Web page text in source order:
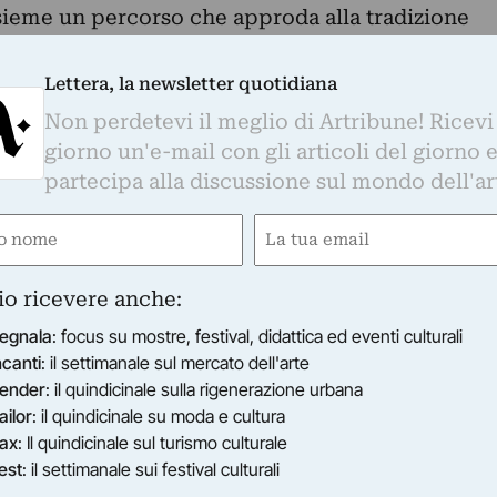
un percorso che approda alla tradizione
autorevole il Più BELLO Quality Store.
di valorizzare la tradizione
prodotti in pelle realizzati da
o da singoli artigiani. Nuovi materiali,
che hanno portato il quality store a
B nella realizzazione della limited edition di
a trovare applicazione nel prodotto
officina artigianale a divenire contenitore
Marco Cingolani, Rossella Ghezzi,
Antonio De Marini, Giorgio Pignotti,
Trobbiani sotto la curatela di un grande artista
incrociano linguaggi e rendono gli
dimensioni altre dove l’arte vive,
dei luoghi convenzionali.
Lettera, la newsletter quotidiana
Non perdetevi il meglio di Artribune!
giorno un'e-mail con gli articoli del giorno
partecipa alla discussione sul mondo
Email
ricevere anche:
: focus su mostre, festival, didattica ed eventi culturali
: il settimanale sul mercato dell'arte
: il quindicinale sulla rigenerazione urbana
: il quindicinale su moda e cultura
: Il quindicinale sul turismo culturale
: il settimanale sui festival culturali